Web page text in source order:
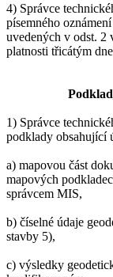
4) Správce
písemného
uvedených v odst. 2
platnosti třicátým
1) Správce
podklady obsahující
a) mapovou část
mapových
správcem MIS,
b) číselné údaje
stavby 5),
c) výsledky